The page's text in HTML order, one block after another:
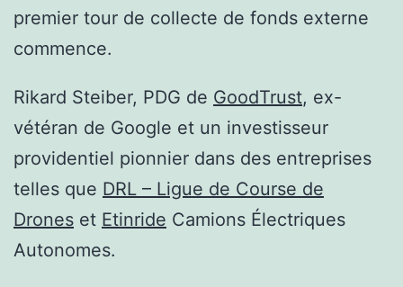
premier tour de collecte de fonds externe
commence.
Rikard Steiber, PDG de GoodTrust, ex-
vétéran de Google et un investisseur
providentiel pionnier dans des entreprises
telles que DRL – Ligue de Course de
Drones et Etinride Camions Électriques
Autonomes.